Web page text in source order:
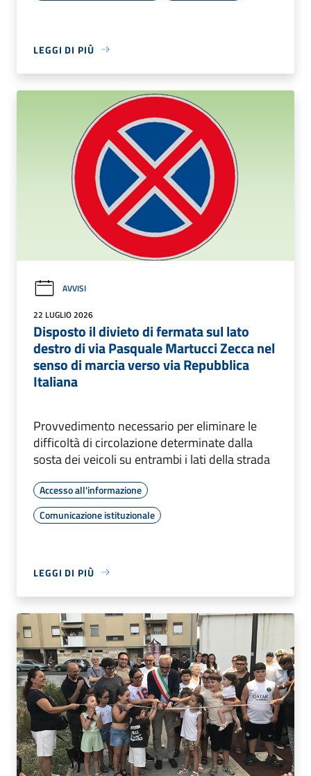
LEGGI DI PIÙ
AVVISI
22 LUGLIO 2026
Disposto il divieto di fermata sul lato
destro di via Pasquale Martucci Zecca nel
senso di marcia verso via Repubblica
Italiana
Provvedimento necessario per eliminare le
difficoltà di circolazione determinate dalla
sosta dei veicoli su entrambi i lati della strada
Accesso all'informazione
Comunicazione istituzionale
LEGGI DI PIÙ